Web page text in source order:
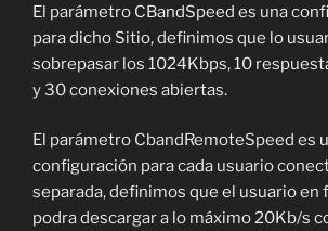
El parámetro CBandSpeed es una
para dicho Sitio, definimos que lo
sobrepasar los 1024Kbps, 10
y 30 conexiones abiertas.
El parámetro CbandRemoteSpeed es
configuración para cada usuario
separada, definimos que el usuario en
podra descargar a lo máximo 20Kb/s